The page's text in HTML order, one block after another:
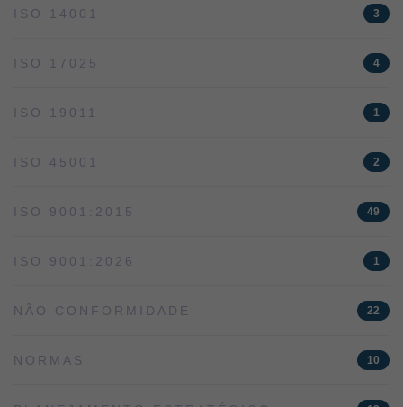
ISO 14001 3
ISO 17025 4
ISO 19011 1
ISO 45001 2
ISO 9001:2015 49
ISO 9001:2026 1
NÃO CONFORMIDADE 22
NORMAS 10